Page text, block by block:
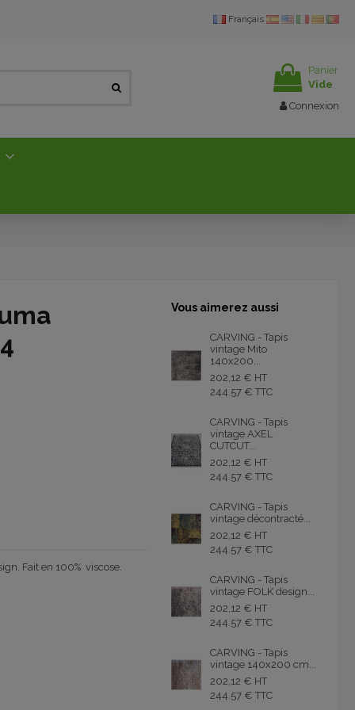
Français
Panier
Vide
Connexion
. Fait en 100% viscose.
Vous aimerez aussi
CARVING - Tapis
vintage Mito
140x200...
202,12 € HT
244.57 € TTC
CARVING - Tapis
vintage AXEL
CUTCUT...
202,12 € HT
244.57 € TTC
CARVING - Tapis
vintage décontracté...
202,12 € HT
244.57 € TTC
CARVING - Tapis
vintage FOLK design...
202,12 € HT
244.57 € TTC
CARVING - Tapis
vintage 140x200 cm...
202,12 € HT
244.57 € TTC